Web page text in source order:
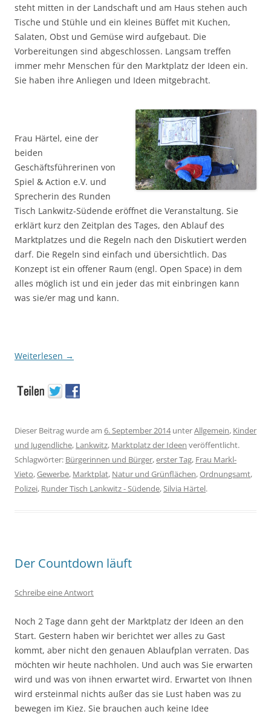
steht mitten in der Landschaft und am Haus stehen auch
Tische und Stühle und ein kleines Büffet mit Kuchen,
Salaten, Obst und Gemüse wird aufgebaut. Die
Vorbereitungen sind abgeschlossen. Langsam treffen
immer mehr Menschen für den Marktplatz der Ideen ein.
Sie haben ihre Anliegen und Ideen mitgebracht.
Frau Härtel, eine der
beiden
Geschäftsführerinen von
Spiel & Action e.V. und
Sprecherin des Runden
Tisch Lankwitz-Südende eröffnet die Veranstaltung. Sie
erklärt kurz den Zeitplan des Tages, den Ablauf des
Marktplatzes und die Regeln nach den Diskutiert werden
darf. Die Regeln sind einfach und übersichtlich. Das
Konzept ist ein offener Raum (engl. Open Space) in dem
alles möglich ist und ein jeder das mit einbringen kann
was sie/er mag und kann.
Weiterlesen →
Dieser Beitrag wurde am 6. September 2014unterAllgemein, Kinder
und Jugendliche, Lankwitz, Marktplatz der Ideen veröffentlicht.
Schlagwörter: Bürgerinnen und Bürger,erster Tag, Frau Markl-
Vieto,Gewerbe, Marktplat, Natur und Grünflächen,Ordnungsamt,
Polizei, Runder Tisch Lankwitz - Südende,Silvia Härtel.
Der Countdown läuft
Schreibe eine Antwort
Noch 2 Tage dann geht der Marktplatz der Ideen an den
Start. Gestern haben wir berichtet wer alles zu Gast
kommt, aber nicht den genauen Ablaufplan verraten. Das
möchten wir heute nachholen. Und auch was Sie erwarten
wird und was von ihnen erwartet wird. Erwartet von Ihnen
wird ersteinmal nichts außer das sie Lust haben was zu
bewegen im Kiez. Sie brauchen auch keine Idee